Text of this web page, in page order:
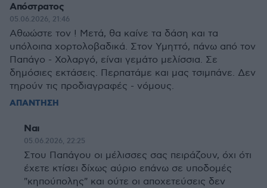
Απόστρατος
05.06.2026, 21:46
Αθωώστε τον ! Μετά, θα καίνε τα δάση και τα
υπόλοιπα χορτολοβαδικά. Στον Υμηττό, πάνω από τον
Παπάγο - Χολαργό, είναι γεμάτο μελίσσια. Σε
δημόσιες εκτάσεις. Περπατάμε και μας τσιμπάνε. Δεν
τηρούν τις προδιαγραφές - νόμους.
ΑΠΑΝΤΗΣΗ
Ναι
05.06.2026, 22:25
Στου Παπάγου οι μέλισσες σας πειράζουν, όχι ότι
έχετε κτίσει δίχως αύριο επάνω σε υποδομές
"κηπούπολης" και ούτε οι αποχετεύσεις δεν